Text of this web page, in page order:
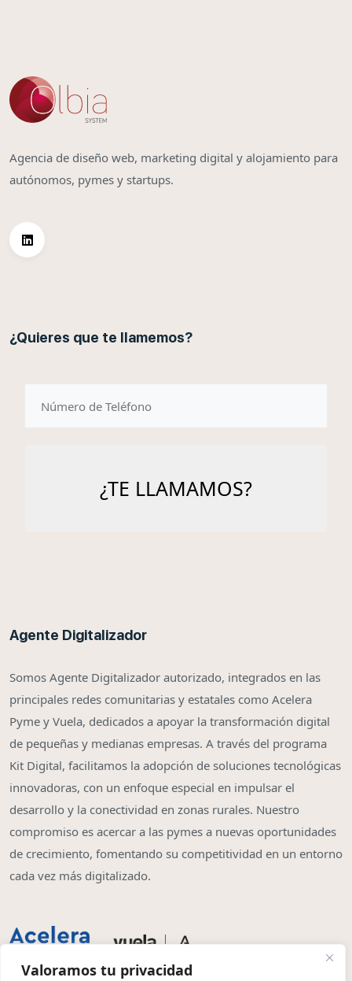
Valoramos tu privacidad
Agencia de diseño web, marketing digital y alojamiento para
autónomos, pymes y startups.
¿Quieres que te llamemos?
Agente Digitalizador
Somos Agente Digitalizador autorizado, integrados en las
principales redes comunitarias y estatales como Acelera
Pyme y Vuela, dedicados a apoyar la transformación digital
de pequeñas y medianas empresas. A través del programa
Kit Digital, facilitamos la adopción de soluciones tecnológicas
innovadoras, con un enfoque especial en impulsar el
desarrollo y la conectividad en zonas rurales. Nuestro
compromiso es acercar a las pymes a nuevas oportunidades
de crecimiento, fomentando su competitividad en un entorno
cada vez más digitalizado.